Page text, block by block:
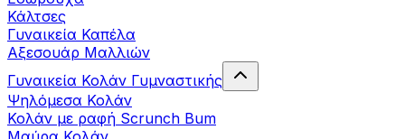
Κάλτσες
Γυναικεία Καπέλα
Αξεσουάρ Μαλλιών
Γυναικεία Κολάν Γυμναστικής
Ψηλόμεσα Κολάν
Κολάν με ραφή Scrunch Bum